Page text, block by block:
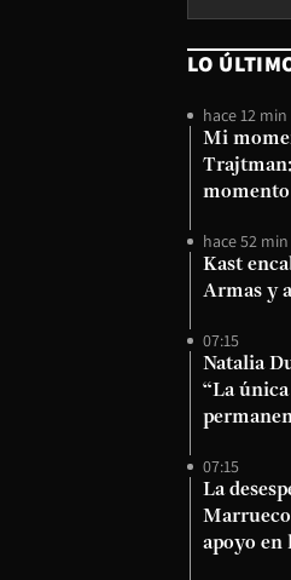
LO
hace 12 min
Mi
Trajtman:
momento
hace 52 min
Kast
Armas y
07:15
Natalia
“La
07:15
La
apoyo en